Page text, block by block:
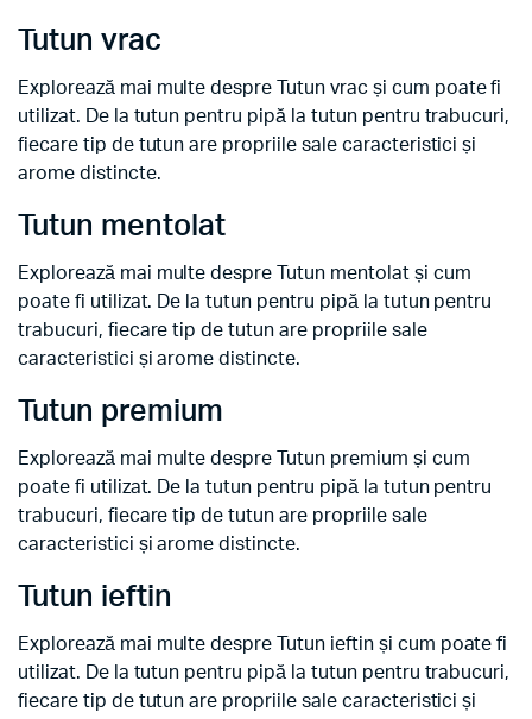
Tutun vrac
Explorează mai multe despre Tutun vrac și cum poate fi
utilizat. De la tutun pentru pipă la tutun pentru trabucuri,
fiecare tip de tutun are propriile sale caracteristici și
arome distincte.
Tutun mentolat
Explorează mai multe despre Tutun mentolat și cum
poate fi utilizat. De la tutun pentru pipă la tutun pentru
trabucuri, fiecare tip de tutun are propriile sale
caracteristici și arome distincte.
Tutun premium
Explorează mai multe despre Tutun premium și cum
poate fi utilizat. De la tutun pentru pipă la tutun pentru
trabucuri, fiecare tip de tutun are propriile sale
caracteristici și arome distincte.
Tutun ieftin
Explorează mai multe despre Tutun ieftin și cum poate fi
utilizat. De la tutun pentru pipă la tutun pentru trabucuri,
fiecare tip de tutun are propriile sale caracteristici și